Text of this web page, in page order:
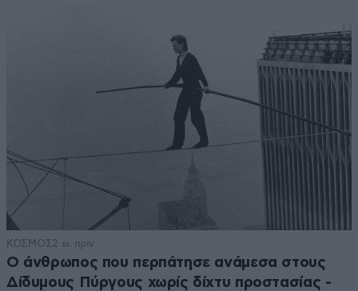
ΚΟΣΜΟΣ2 ω. πριν
Ο άνθρωπος που περπάτησε ανάμεσα στους
Δίδυμους Πύργους χωρίς δίχτυ προστασίας -